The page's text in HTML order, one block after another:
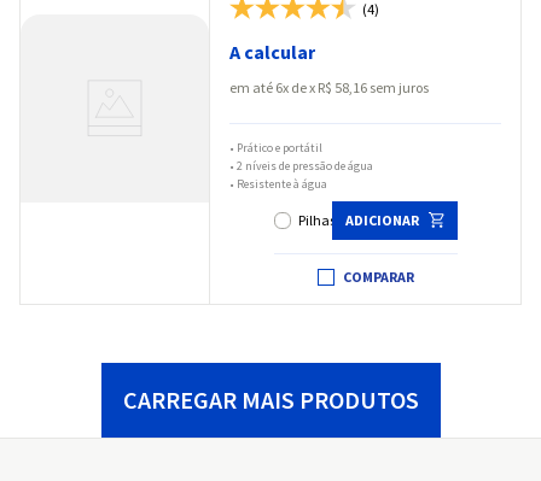
(4)
A calcular
em até 6 x R$ 58,16 sem juros
• Prático e portátil
• 2 níveis de pressão de água
• Resistente à água
COMPARAR
Pilhas ADICIONAR